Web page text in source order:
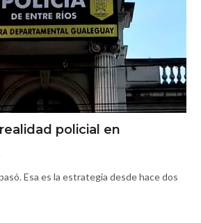
policial en
Esa es la estrategia desde hace dos